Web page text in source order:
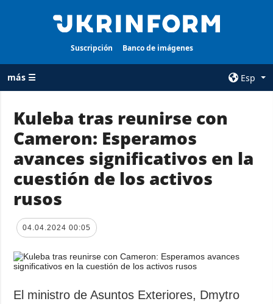
Suscripción Banco de imágenes
más ☰
Esp
TODAS LAS
Guerra
Reconstrucción
de Ucrania
Política
Economía
Defensa
Cultura
AGENCIA
sobre la agencia
contacto
privacidad y
protección de
Kuleba tras reunirse con
Cameron: Esperamos
avances significativos en la
cuestión de los activos
rusos
04.04.2024 00:05
El ministro de Asuntos Exteriores, Dmytro